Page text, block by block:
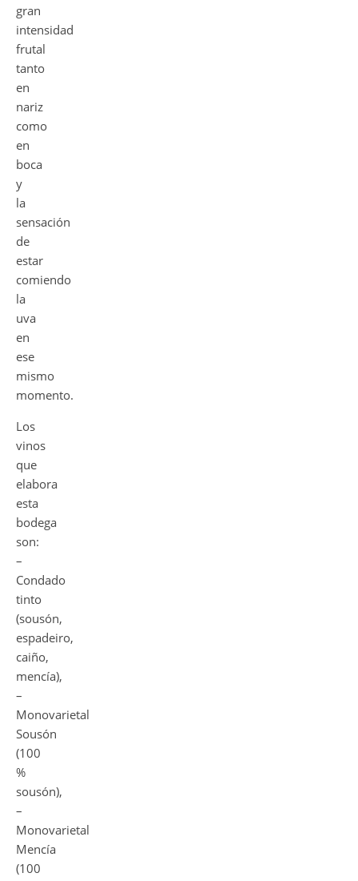
gran
intensidad
frutal
tanto
en
nariz
como
en
boca
y
la
sensación
de
estar
comiendo
la
uva
en
ese
mismo
momento.
Los
vinos
que
elabora
esta
bodega
son:
–
Condado
tinto
(sousón,
espadeiro,
caiño,
mencía),
–
Monovarietal
Sousón
(100
%
sousón),
–
Monovarietal
Mencía
(100